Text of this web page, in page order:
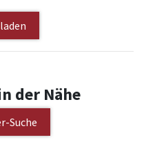
der Nähe
Suche